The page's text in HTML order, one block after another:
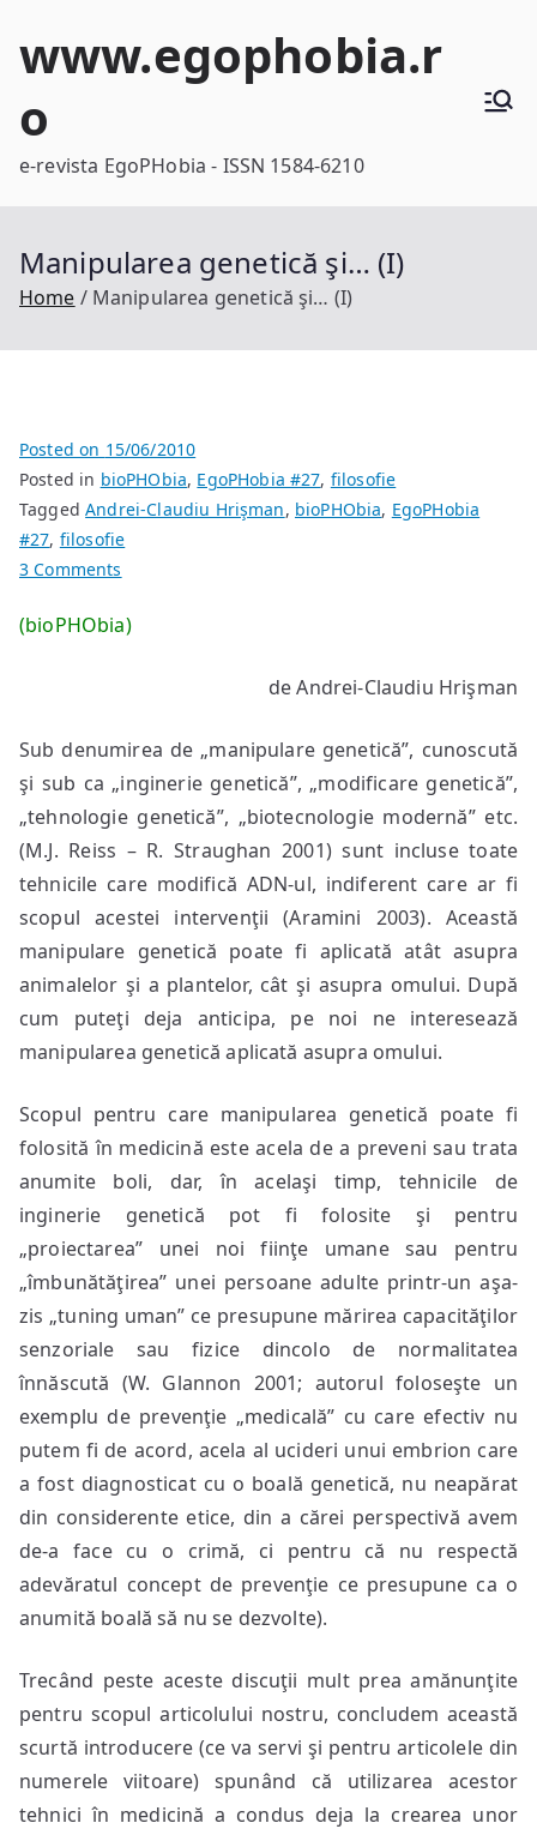
www.egophobia.r
o
e-revista EgoPHobia - ISSN 1584-6210
Manipularea genetică şi… (I)
Home Manipularea genetică şi… (I)
Posted on 15/06/2010
Posted in bioPHObia, EgoPHobia #27, filosofie
TaggedAndrei-Claudiu Hrişman, bioPHObia, EgoPHobia
#27, filosofie
3 Comments
genetică
(bioPHObia)
de Andrei-Claudiu Hrişman
Sub denumirea de „manipulare genetică”, cunoscută
şi sub ca „inginerie genetică”, „modificare genetică”,
„tehnologie genetică”, „biotecnologie modernă” etc.
(M.J. Reiss – R. Straughan 2001) sunt incluse toate
tehnicile care modifică ADN-ul, indiferent care ar fi
scopul acestei intervenţii (Aramini 2003). Această
manipulare genetică poate fi aplicată atât asupra
animalelor şi a plantelor, cât şi asupra omului. După
cum puteţi deja anticipa, pe noi ne interesează
manipularea genetică aplicată asupra omului.
Scopul pentru care manipularea genetică poate fi
folosită în medicină este acela de a preveni sau trata
anumite boli, dar, în acelaşi timp, tehnicile de
inginerie genetică pot fi folosite şi pentru
„proiectarea” unei noi fiinţe umane sau pentru
„îmbunătăţirea” unei persoane adulte printr-un aşa-
zis „tuning uman” ce presupune mărirea capacităţilor
senzoriale sau fizice dincolo de normalitatea
înnăscută (W. Glannon 2001; autorul foloseşte un
exemplu de prevenţie „medicală” cu care efectiv nu
putem fi de acord, acela al ucideri unui embrion care
a fost diagnosticat cu o boală genetică, nu neapărat
din considerente etice, din a cărei perspectivă avem
de-a face cu o crimă, ci pentru că nu respectă
adevăratul concept de prevenţie ce presupune ca o
anumită boală să nu se dezvolte).
Trecând peste aceste discuţii mult prea amănunţite
pentru scopul articolului nostru, concludem această
scurtă introducere (ce va servi şi pentru articolele din
numerele viitoare) spunând că utilizarea acestor
tehnici în medicină a condus deja la crearea unor